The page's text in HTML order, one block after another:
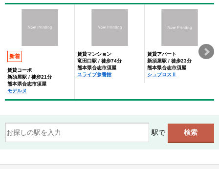
新着
賃貸コーポ
新須屋駅 / 徒歩21分
熊本県合志市須屋
モデルヌ
賃貸マンション
竜田口駅 / 徒歩74分
熊本県合志市須屋
スライブ参番館
賃貸アパート
新須屋駅 / 徒歩23分
熊本県合志市須屋
シュプロスⅡ
駅で